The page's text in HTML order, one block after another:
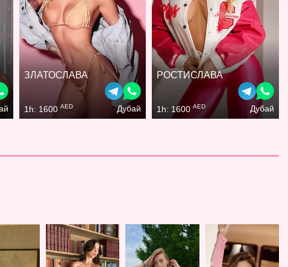
ЗЛАТОСЛАВА
1h: 1600 AED Дубай
РОСТИСЛАВА
1h: 1600AED Дубай